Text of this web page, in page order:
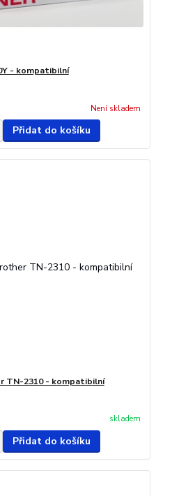
- kompatibilní
Není skladem
Přidat do košíku
TN-2310 - kompatibilní
skladem
Přidat do košíku